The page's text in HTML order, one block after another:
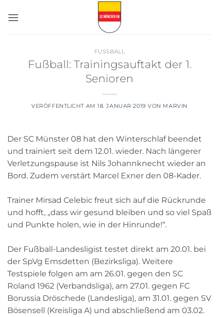
Inhalt
FUSSBALL
Fußball: Trainingsauftakt der 1.
Senioren
VERÖFFENTLICHT AM18. JANUAR 2019 VON MARVIN
Der SC Münster 08 hat den Winterschlaf beendet
und trainiert seit dem 12.01. wieder. Nach längerer
Verletzungspause ist Nils Johannknecht wieder an
Bord. Zudem verstärt Marcel Exner den 08-Kader.
Trainer Mirsad Celebic freut sich auf die Rückrunde
und hofft, „dass wir gesund bleiben und so viel Spaß
und Punkte holen, wie in der Hinrunde!“.
Der Fußball-Landesligist testet direkt am 20.01. bei
der SpVg Emsdetten (Bezirksliga). Weitere
Testspiele folgen am am 26.01. gegen den SC
Roland 1962 (Verbandsliga), am 27.01. gegen FC
Borussia Dröschede (Landesliga), am 31.01. gegen SV
Bösensell (Kreisliga A) und abschließend am 03.02.